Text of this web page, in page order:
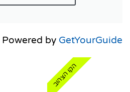
Powered by GetYourGuide
הקו הצהוב